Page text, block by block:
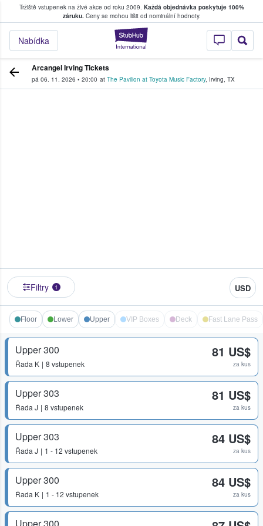
Tržiště vstupenek na živé akce od roku 2009. Každá objednávka poskytuje 100%
záruku.Ceny se mohou lišit od nominální hodnoty.
StubHub –
Nabídka
kde fanoušci kupují a prodávají vstupenky
Arcangel Irving Tickets
pá 06. 11. 2026 • 20:00 at The Pavilion at Toyota Music Factory, Irving, TX
Filtry 1 USD
Floor Lower Upper VIP Boxes Deck Fast Lane Pass
Upper 300
Řada K 8 vstupenek
81 US$
za kus
Upper 303
Řada J 8 vstupenek
81 US$
za kus
Upper 303
Řada J 1 - 12 vstupenek
84 US$
za kus
Upper 300
Řada K 1 - 12 vstupenek
84 US$
za kus